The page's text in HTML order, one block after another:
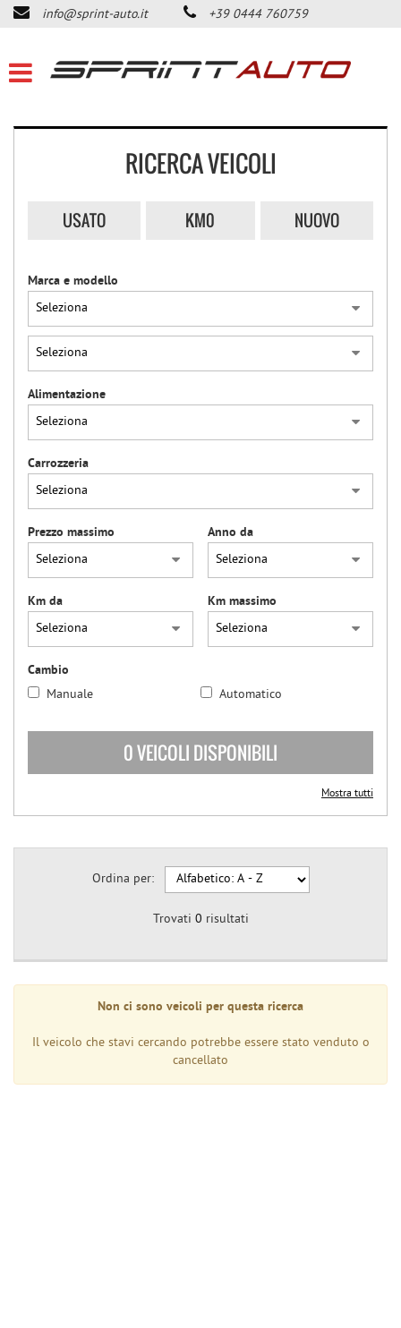
HOME
LISTA VEICOLI
ACQUISTIAMO USATO
NEWS
AREA COMMERCIANTI
info@sprint-auto.it +39 0444 760759
RICERCA VEICOLI
USATO KM0 NUOVO
Marca e modello
Alimentazione
Carrozzeria
Prezzo massimo Anno da
Km da Km massimo
Cambio
Manuale
Automatico
0 VEICOLI DISPONIBILI
Mostra tutti
Ordina per:
Trovati 0 risultati
Non ci sono veicoli per questa ricerca
Il veicolo che stavi cercando potrebbe essere stato venduto o
cancellato